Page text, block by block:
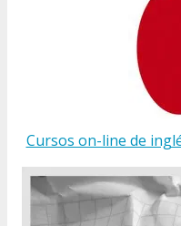
Cursos on-line de